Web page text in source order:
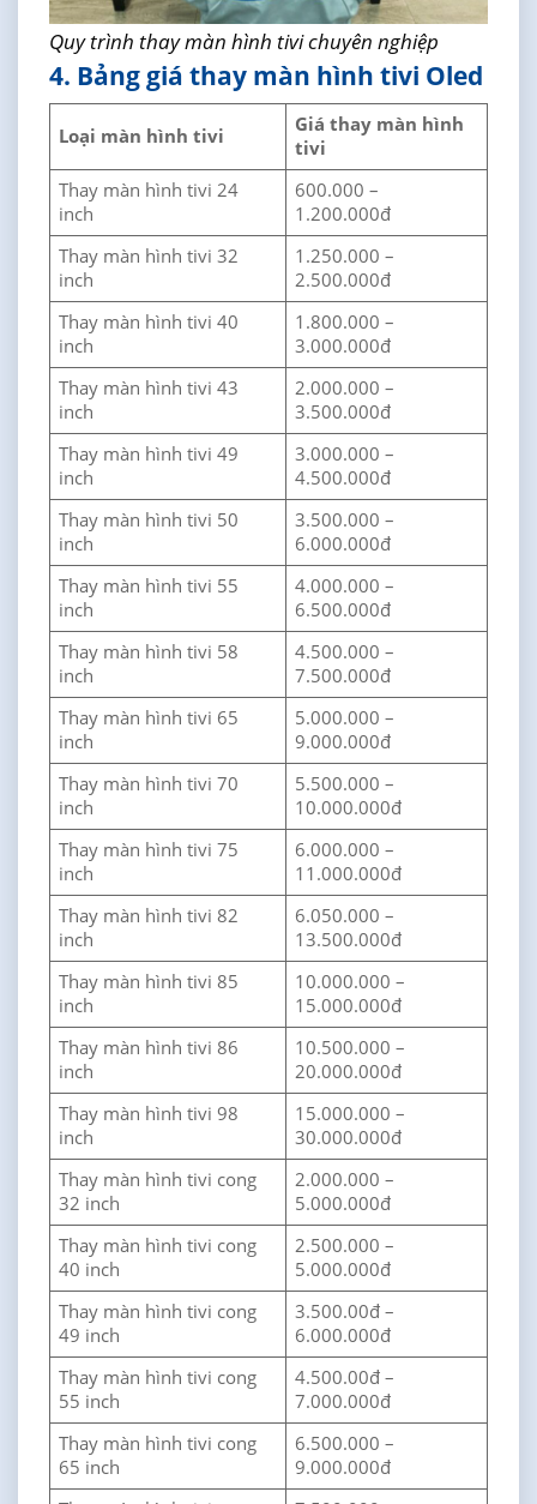
Quy trình thay màn hình tivi chuyên nghiệp
4. Bảng giá thay màn hình tivi Oled
Loại màn hình tivi
Giá thay màn hình
tivi
Thay màn hình tivi 24
inch
600.000 –
1.200.000đ
Thay màn hình tivi 32
inch
1.250.000 –
2.500.000đ
Thay màn hình tivi 40
inch
1.800.000 –
3.000.000đ
Thay màn hình tivi 43
inch
2.000.000 –
3.500.000đ
Thay màn hình tivi 49
inch
3.000.000 –
4.500.000đ
Thay màn hình tivi 50
inch
3.500.000 –
6.000.000đ
Thay màn hình tivi 55
inch
4.000.000 –
6.500.000đ
Thay màn hình tivi 58
inch
4.500.000 –
7.500.000đ
Thay màn hình tivi 65
inch
5.000.000 –
9.000.000đ
Thay màn hình tivi 70
inch
5.500.000 –
10.000.000đ
Thay màn hình tivi 75
inch
6.000.000 –
11.000.000đ
Thay màn hình tivi 82
inch
6.050.000 –
13.500.000đ
Thay màn hình tivi 85
inch
10.000.000 –
15.000.000đ
Thay màn hình tivi 86
inch
10.500.000 –
20.000.000đ
Thay màn hình tivi 98
inch
15.000.000 –
30.000.000đ
Thay màn hình tivi cong
32 inch
2.000.000 –
5.000.000đ
Thay màn hình tivi cong
40 inch
2.500.000 –
5.000.000đ
Thay màn hình tivi cong
49 inch
3.500.00đ –
6.000.000đ
Thay màn hình tivi cong
55 inch
4.500.00đ –
7.000.000đ
Thay màn hình tivi cong
65 inch
6.500.000 –
9.000.000đ